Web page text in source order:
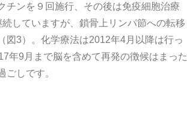
チンを９回施行、その後は免疫細胞治療
していますが、鎖骨上リンパ節への転移
図3）。化学療法は2012年4月以降は行っ
年9月まで脳を含めて再発の徴候はまった
ごしです。